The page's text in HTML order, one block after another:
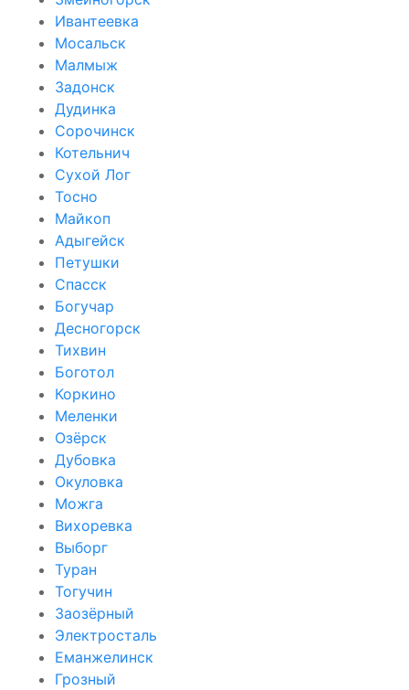
Ивантеевка
Мосальск
Малмыж
Задонск
Дудинка
Сорочинск
Котельнич
Сухой Лог
Тосно
Майкоп
Адыгейск
Петушки
Спасск
Богучар
Десногорск
Тихвин
Боготол
Коркино
Меленки
Озёрск
Дубовка
Окуловка
Можга
Вихоревка
Выборг
Туран
Тогучин
Заозёрный
Электросталь
Еманжелинск
Грозный